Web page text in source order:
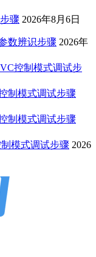
骤 2026年8月6日
数辨识步骤 2026年
控制模式调试步
制模式调试步骤
制模式调试步骤
模式调试步骤 2026